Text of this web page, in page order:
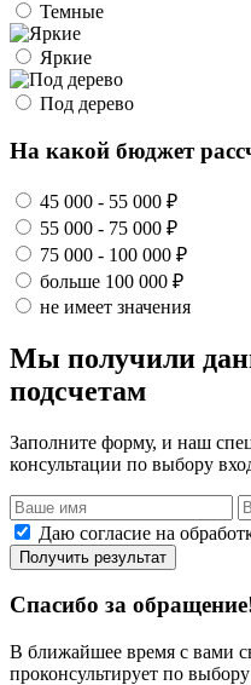
Темные
Яркие
Под дерево
На какой бюджет
45 000 - 55 000 ₽
55 000 - 75 000 ₽
75 000 - 100 000 ₽
больше 100 000 ₽
не имеет значения
Мы получили
подсчетам
Заполните форму, и наш
консультации по выбору
Даю согласие на
Получить результат
Спасибо за
В ближайшее время с вами
проконсультирует по